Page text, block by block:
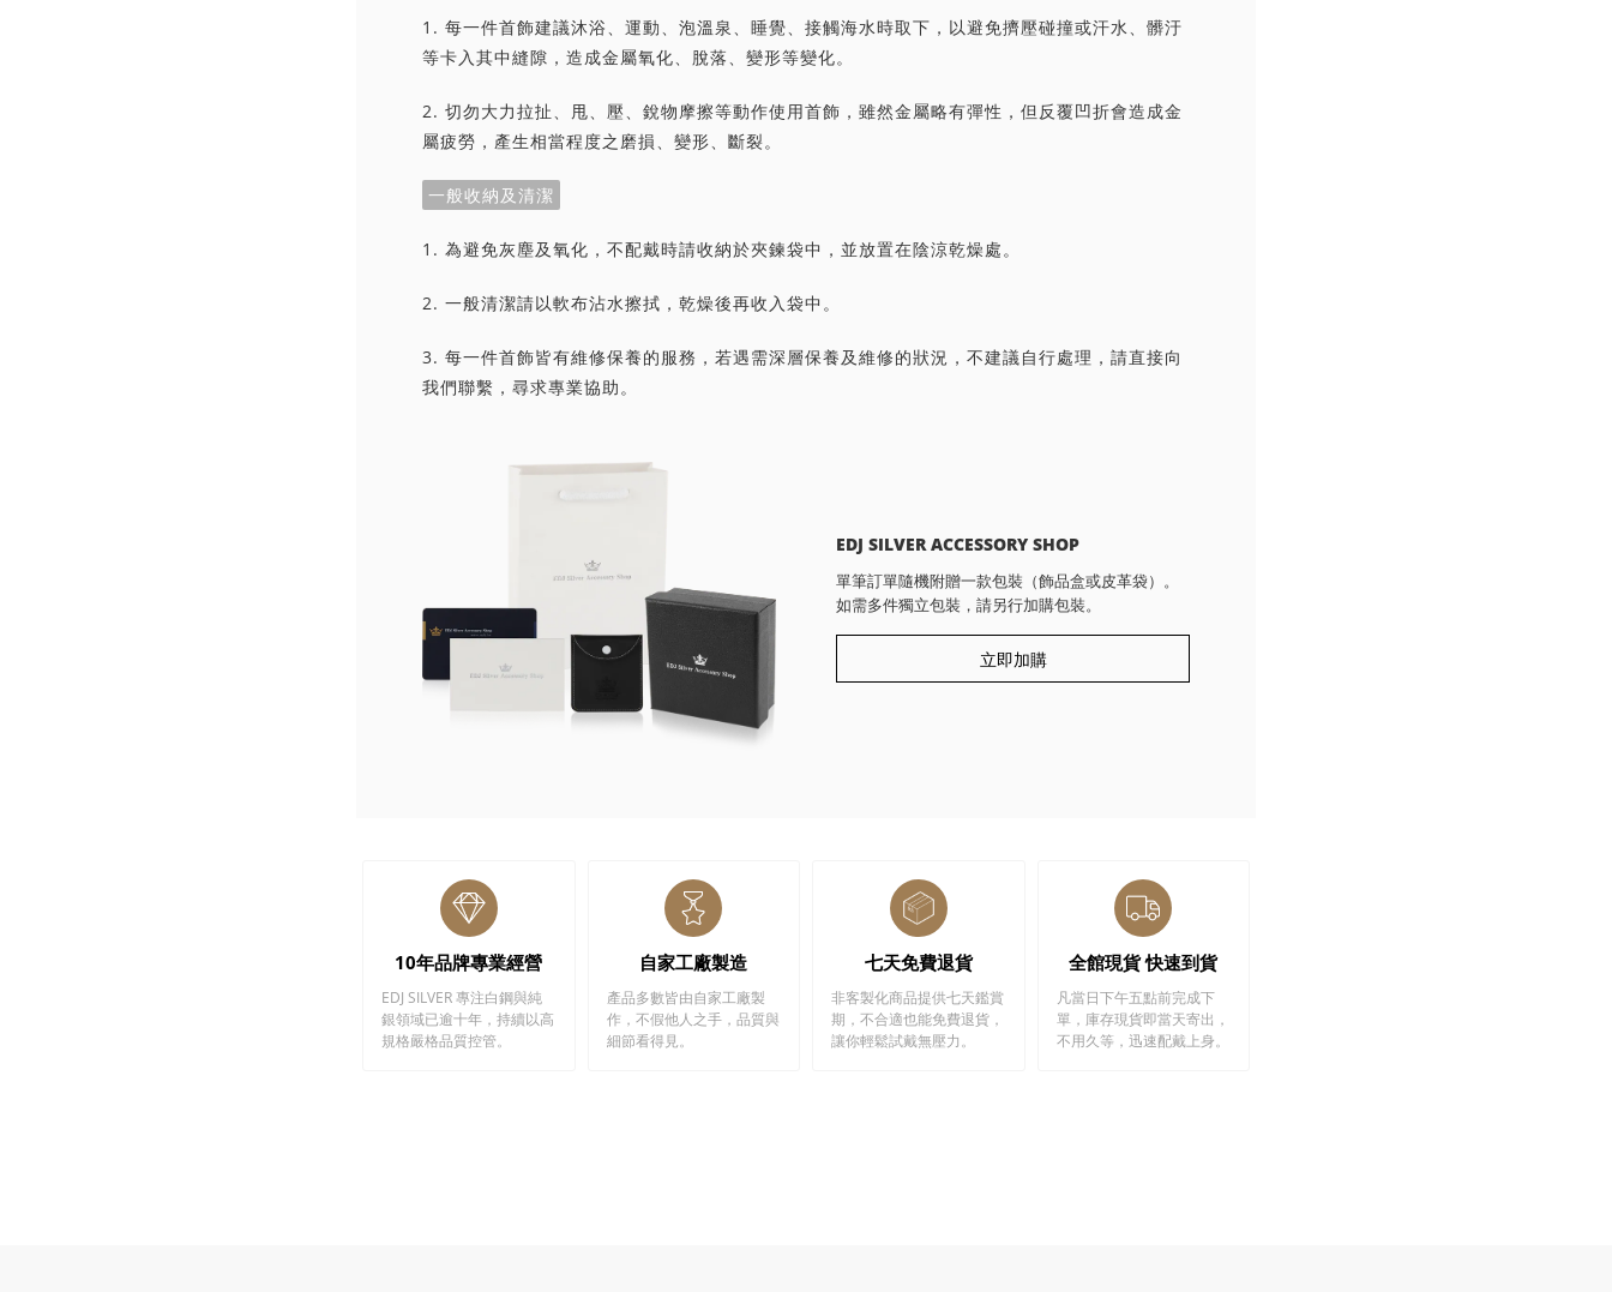
1. 每一件首飾建議沐浴、運動、泡溫泉、睡覺、接觸海水時取下，以避免擠壓碰撞或汗水、髒汙
等卡入其中縫隙，造成金屬氧化、脫落、變形等變化。
2. 切勿大力拉扯、甩、壓、銳物摩擦等動作使用首飾，雖然金屬略有彈性，但反覆凹折會造成金
屬疲勞，產生相當程度之磨損、變形、斷裂。
一般收納及清潔
1. 為避免灰塵及氧化，不配戴時請收納於夾鍊袋中，並放置在陰涼乾燥處。
2. 一般清潔請以軟布沾水擦拭，乾燥後再收入袋中。
3. 每一件首飾皆有維修保養的服務，若遇需深層保養及維修的狀況，不建議自行處理，請直接向
我們聯繫，尋求專業協助。
EDJ SILVER ACCESSORY SHOP
單筆訂單隨機附贈一款包裝（飾品盒或皮革袋）。
如需多件獨立包裝，請另行加購包裝。
立即加購
10年品牌專業經營
EDJ SILVER 專注白鋼與純
銀領域已逾十年，持續以高
規格嚴格品質控管。
自家工廠製造
產品多數皆由自家工廠製
作，不假他人之手，品質與
細節看得見。
七天免費退貨
非客製化商品提供七天鑑賞
期，不合適也能免費退貨，
讓你輕鬆試戴無壓力。
全館現貨 快速到貨
凡當日下午五點前完成下
單，庫存現貨即當天寄出，
不用久等，迅速配戴上身。